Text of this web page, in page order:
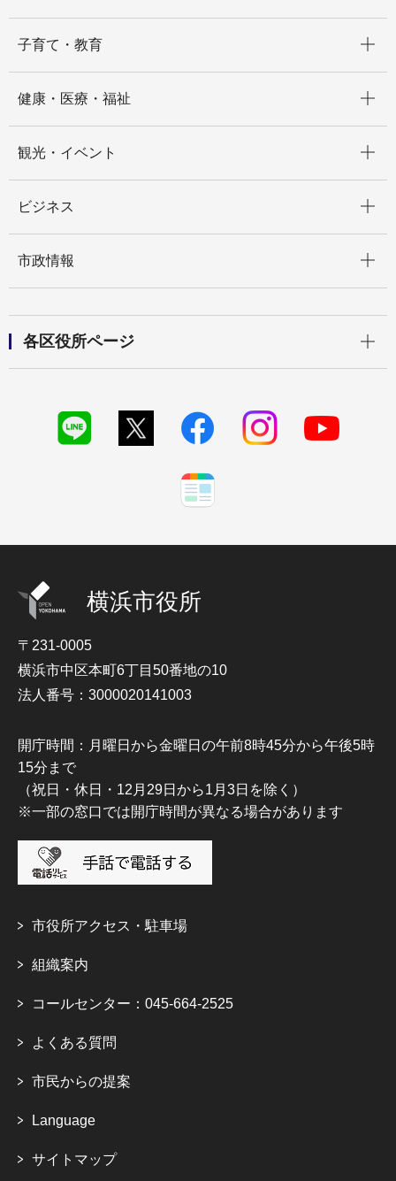
子育て・教育
健康・医療・福祉
観光・イベント
ビジネス
市政情報
各区役所ページ
横浜市役所
〒231-0005
横浜市中区本町6丁目50番地の10
法人番号：3000020141003
開庁時間：月曜日から金曜日の午前8時45分から午後5時
15分まで
（祝日・休日・12月29日から1月3日を除く）
※一部の窓口では開庁時間が異なる場合があります
市役所アクセス・駐車場
組織案内
コールセンター：045-664-2525
よくある質問
市民からの提案
Language
サイトマップ